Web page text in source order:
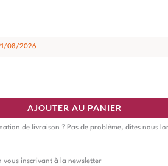
08/2026
AJOUTER AU PANIER
de livraison ? Pas de problème, dites nous
vous inscrivant à la newsletter